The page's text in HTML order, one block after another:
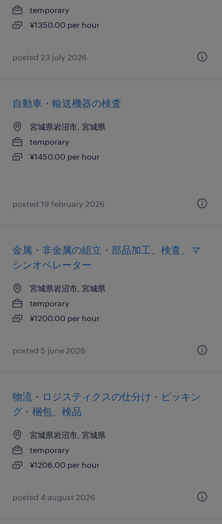
temporary
¥1350.00 per hour
posted 23 july 2026
自動車・輸送機器の検査
宮城県岩沼市, 宮城県
temporary
¥1450.00 per hour
posted 19 february 2026
金属・非金属の組立・部品加工、検査、マ
シンオペレーター
宮城県岩沼市, 宮城県
temporary
¥1200.00 per hour
posted 5 june 2026
物流・ロジスティクスの仕分け・ピッキン
グ・梱包、検品
宮城県岩沼市, 宮城県
temporary
¥1206.00 per hour
posted 4 august 2026